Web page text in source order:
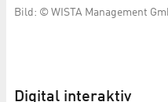
Bild: © WISTA Management
Digital interaktiv